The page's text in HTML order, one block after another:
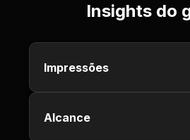
Insights do
Impressões
Alcance